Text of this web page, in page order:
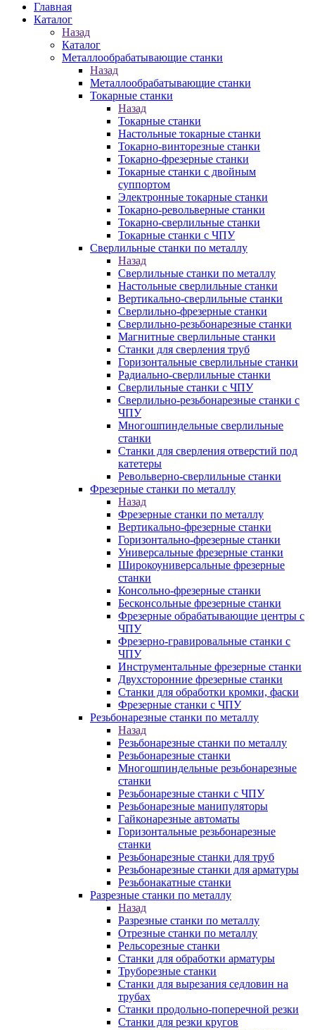
Главная
Каталог
Назад
Каталог
Металлообрабатывающие станки
Назад
Металлообрабатывающие станки
Токарные станки
Назад
Токарные станки
Настольные токарные станки
Токарно-винторезные станки
Токарно-фрезерные станки
Токарные станки с двойным
суппортом
Электронные токарные станки
Токарно-револьверные станки
Токарно-сверлильные станки
Токарные станки с ЧПУ
Сверлильные станки по металлу
Назад
Сверлильные станки по металлу
Настольные сверлильные станки
Вертикально-сверлильные станки
Сверлильно-фрезерные станки
Сверлильно-резьбонарезные станки
Магнитные сверлильные станки
Станки для сверления труб
Горизонтальные сверлильные станки
Радиально-сверлильные станки
Сверлильные станки с ЧПУ
Сверлильно-резьбонарезные станки с
ЧПУ
Многошпиндельные сверлильные
станки
Станки для сверления отверстий под
катетеры
Револьверно-сверлильные станки
Фрезерные станки по металлу
Назад
Фрезерные станки по металлу
Вертикально-фрезерные станки
Горизонтально-фрезерные станки
Универсальные фрезерные станки
Широкоуниверсальные фрезерные
станки
Консольно-фрезерные станки
Бесконсольные фрезерные станки
Фрезерные обрабатывающие центры с
ЧПУ
Фрезерно-гравировальные станки с
ЧПУ
Инструментальные фрезерные станки
Двухсторонние фрезерные станки
Станки для обработки кромки, фаски
Фрезерные станки с ЧПУ
Резьбонарезные станки по металлу
Назад
Резьбонарезные станки по металлу
Резьбонарезные станки
Многошпиндельные резьбонарезные
станки
Резьбонарезные станки с ЧПУ
Резьбонарезные манипуляторы
Гайконарезные автоматы
Горизонтальные резьбонарезные
станки
Резьбонарезные станки для труб
Резьбонарезные станки для арматуры
Резьбонакатные станки
Разрезные станки по металлу
Назад
Разрезные станки по металлу
Отрезные станки по металлу
Рельсорезные станки
Станки для обработки арматуры
Труборезные станки
Станки для вырезания седловин на
трубаx
Станки продольно-поперечной резки
Станки для резки кругов